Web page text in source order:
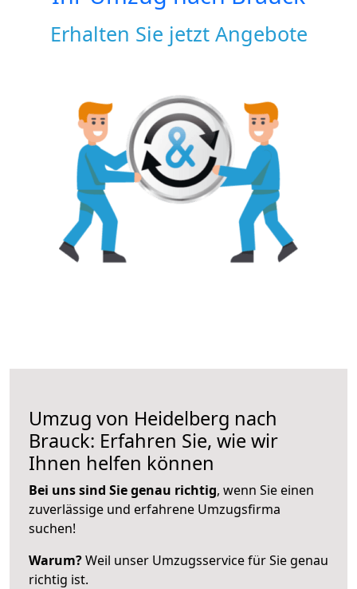
Erhalten Sie jetzt Angebote
Umzug von Heidelberg nach
Brauck: Erfahren Sie, wie wir
Ihnen helfen können
Bei uns sind Sie genau richtig, wenn Sie einen
zuverlässige und erfahrene Umzugsfirma
suchen!
Warum?Weil unser Umzugsservice für Sie genau
richtig ist.